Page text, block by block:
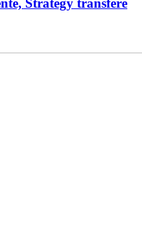
Strategy transfère